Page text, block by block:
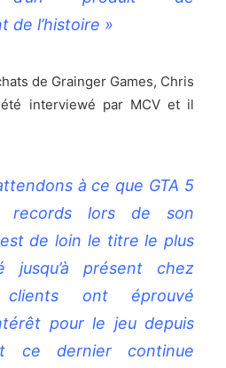
de l’histoire »
de Grainger Games, Chris
interviewé par MCV et il
à ce que GTA 5
records lors de son
de loin le titre le plus
jusqu’à présent chez
ont éprouvé
pour le jeu depuis
ce dernier continue